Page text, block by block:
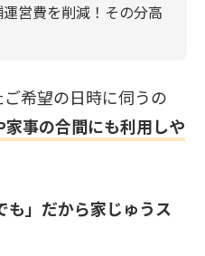
営費を削減！その分高
希望の日時に伺うの
事の合間にも利用しや
も」だから家じゅうス